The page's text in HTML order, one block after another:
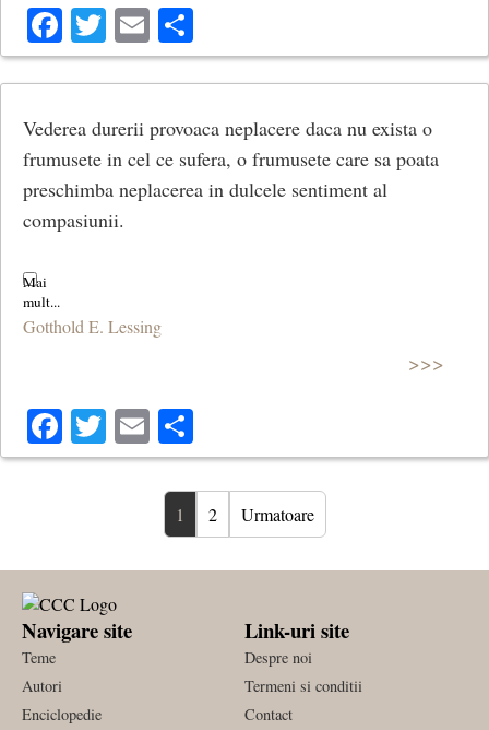
Facebook
Twitter
Email
Vederea durerii provoaca neplacere daca nu exista o
frumusete in cel ce sufera, o frumusete care sa poata
preschimba neplacerea in dulcele sentiment al
compasiunii.
Gotthold E. Lessing
>>>
Facebook
Twitter
Email
1 2 Urmatoare
Navigare site
Teme
Autori
Enciclopedie
Link-uri site
Despre noi
Termeni si conditii
Contact